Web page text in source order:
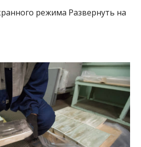
режима Развернуть на